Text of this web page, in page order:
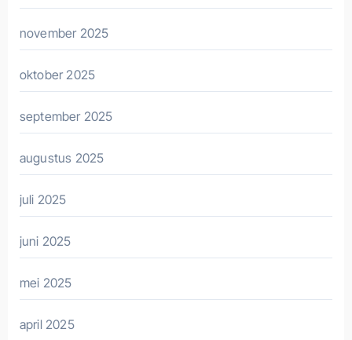
november 2025
oktober 2025
september 2025
augustus 2025
juli 2025
juni 2025
mei 2025
april 2025